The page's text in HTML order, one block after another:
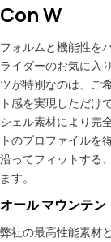
Con W
フォルムと機能性を
ライダーのお気に入
ツが特別なのは、ご
ト感を実現しただけ
シェル素材により完
トのプロファイルを
沿ってフィットする
ます。
オール マウンテン
弊社の最高性能素材